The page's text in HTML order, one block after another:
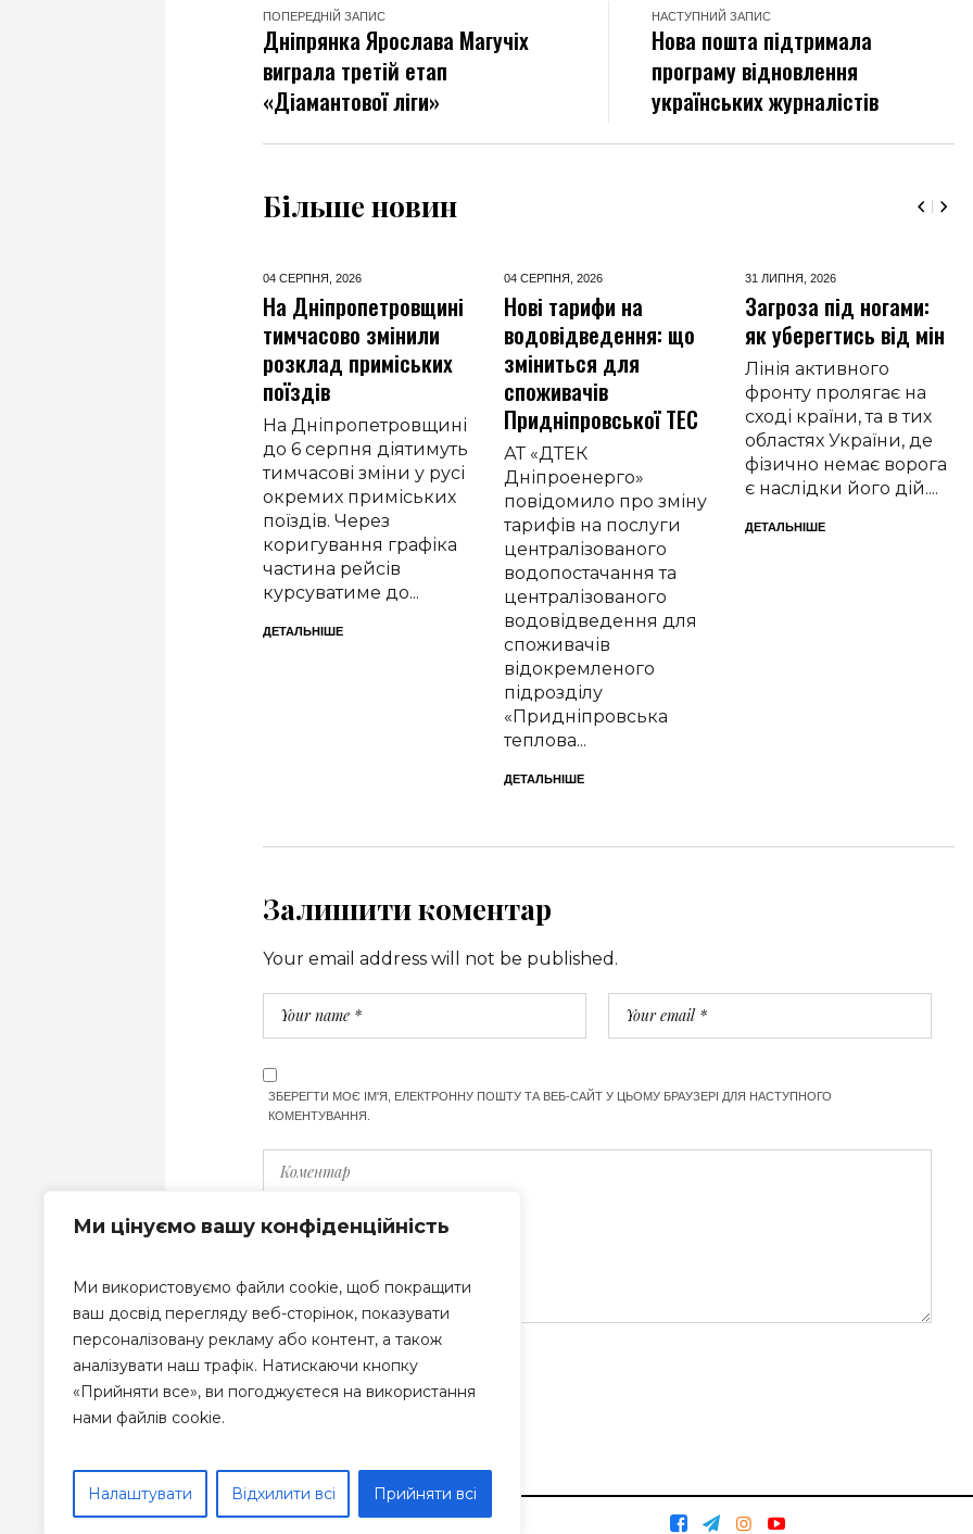
Ми цінуємо вашу конфіденційність
Ми використовуємо файли cookie, щоб покращити
ваш досвід перегляду веб-сторінок, показувати
персоналізовану рекламу або контент, а також
аналізувати наш трафік. Натискаючи кнопку
«Прийняти все», ви погоджуєтеся на використання
нами файлів cookie.
Налаштувати Відхилити всі Прийняти всі
ПОПЕРЕДНІЙ ЗАПИС
Дніпрянка Ярослава Магучіх
виграла третій етап
«Діамантової ліги»
НАСТУПНИЙ ЗАПИС
Нова пошта підтримала
програму відновлення
українських журналістів
Більше новин
04 СЕРПНЯ, 2026
На Дніпропетровщині
тимчасово змінили
розклад приміських
поїздів
На Дніпропетровщині
до 6 серпня діятимуть
тимчасові зміни у русі
окремих приміських
поїздів. Через
коригування графіка
частина рейсів
курсуватиме до...
ДЕТАЛЬНІШЕ
04 СЕРПНЯ, 2026
Нові тарифи на
водовідведення: що
зміниться для
споживачів
Придніпровської ТЕС
АТ «ДТЕК
Дніпроенерго»
повідомило про зміну
тарифів на послуги
централізованого
водопостачання та
централізованого
водовідведення для
споживачів
відокремленого
підрозділу
«Придніпровська
теплова...
ДЕТАЛЬНІШЕ
31 ЛИПНЯ, 2026
Загроза під ногами:
як уберегтись від мін
Лінія активного
фронту пролягає на
сході країни, та в тих
областях України, де
фізично немає ворога
є наслідки його дій....
ДЕТАЛЬНІШЕ
Залишити коментар
Your email address will not be published.
ЗБЕРЕГТИ МОЄ ІМ'Я, ЕЛЕКТРОННУ ПОШТУ ТА ВЕБ-САЙТ У ЦЬОМУ БРАУЗЕРІ ДЛЯ НАСТУПНОГО
КОМЕНТУВАННЯ.